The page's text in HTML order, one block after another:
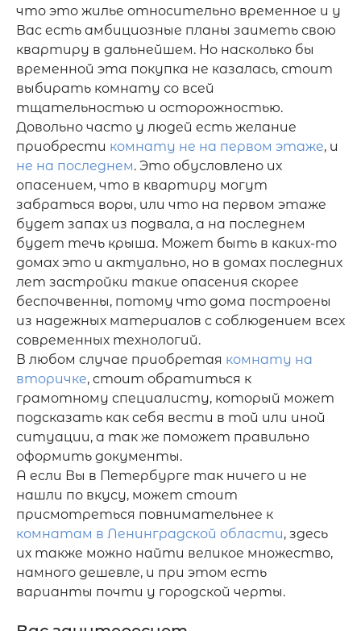
что это жилье относительно временное и у
Вас есть амбициозные планы заиметь свою
квартиру в дальнейшем. Но насколько бы
временной эта покупка не казалась, стоит
выбирать комнату со всей
тщательностью и осторожностью.
Довольно часто у людей есть желание
приобрести комнату не на первом этаже
не на последнем. Это обусловлено их
опасением, что в квартиру могут
забраться воры, или что на первом этаже
будет запах из подвала, а на последнем
будет течь крыша. Может быть в каких-то
домах это и актуально, но в домах последних
лет застройки такие опасения скорее
беспочвенны, потому что дома построены
из надежных материалов с соблюдением всех
современных технологий.
В любом случае приобретая комнату на
вторичке, стоит обратиться к
грамотному специалисту, который может
подсказать как себя вести в той или иной
ситуации, а так же поможет правильно
оформить документы.
А если Вы в Петербурге так ничего и не
нашли по вкусу, может стоит
комнатам в Ленинградской области, здесь
их также можно найти великое множество,
намного дешевле, и при этом есть
варианты почти у городской черты.